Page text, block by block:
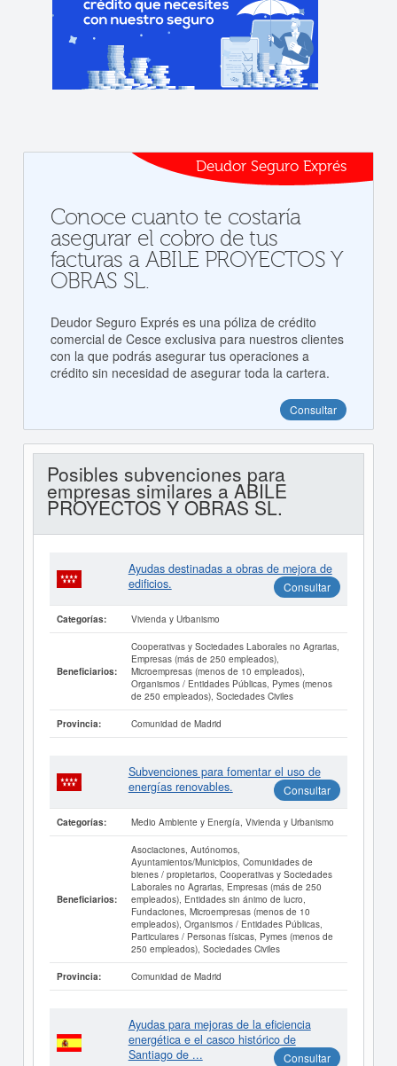
Deudor Seguro Exprés
Conoce cuanto te costaría
asegurar el cobro de tus
facturas a ABILE PROYECTOS Y
OBRAS SL.
Deudor Seguro Exprés es una póliza de crédito
comercial de Cesce exclusiva para nuestros clientes
con la que podrás asegurar tus operaciones a
crédito sin necesidad de asegurar toda la cartera.
Consultar
Posibles subvenciones para
empresas similares a ABILE
PROYECTOS Y OBRAS SL.
Ayudas destinadas a obras de mejora de
edificios.
Consultar
Categorías: Vivienda y Urbanismo
Beneficiarios:
Cooperativas y Sociedades Laborales no Agrarias,
Empresas (más de 250 empleados),
Microempresas (menos de 10 empleados),
Organismos / Entidades Públicas, Pymes (menos
de 250 empleados), Sociedades Civiles
Provincia: Comunidad de Madrid
Subvenciones para fomentar el uso de
energías renovables.
Consultar
Categorías: Medio Ambiente y Energía, Vivienda y Urbanismo
Beneficiarios:
Asociaciones, Autónomos,
Ayuntamientos/Municipios, Comunidades de
bienes / propietarios, Cooperativas y Sociedades
Laborales no Agrarias, Empresas (más de 250
empleados), Entidades sin ánimo de lucro,
Fundaciones, Microempresas (menos de 10
empleados), Organismos / Entidades Públicas,
Particulares / Personas físicas, Pymes (menos de
250 empleados), Sociedades Civiles
Provincia: Comunidad de Madrid
Ayudas para mejoras de la eficiencia
energética e el casco histórico de
Santiago de ...
Consultar